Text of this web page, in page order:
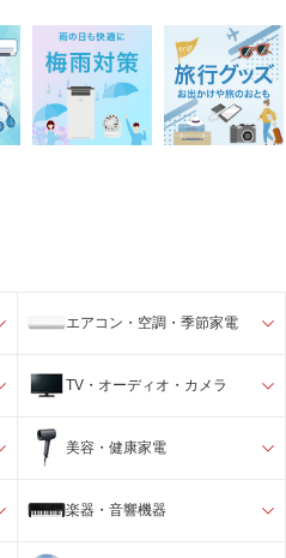
エアコン・空調・季節家電
TV・オーディオ・カメラ
美容・健康家電
楽器・音響機器